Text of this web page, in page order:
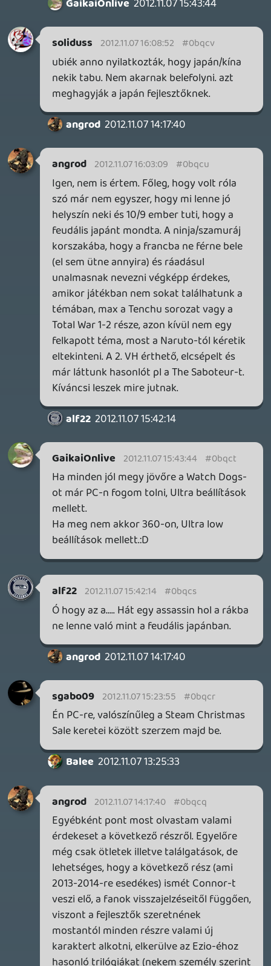
Szóval nekem a jövő évi tuti vételek listára
mellé.
2012.11.07 13:15:39 #0bqcn
Én, mert nem lesz pénzem új konzolt venni
🙂 F*ck me, right?
Lavitz
AC 3-nak gratulálok és örülök hogy
ennyire sikeres játék! 🙂 Most léptem át az
2012.11.07 11:55:53#0bqcl
a kezdeti időkben sok játéknak lesz két
verziója. Majd jöhetnek a frankó kis
összehasonlító videok. Sztem sokan
megfogják venni. Bár most már kicsit
beárnyékolja a GTA 5.
flowerpower
2012.11.07 09:33:33
Kumite 2012.11.07 11:27:39
Köszi
drag 2012.11.07 11:09:58
drag 2012.11.07 11:09:58 #0bqcj
1. Yves Guillemot az E3 után utalt rá, hogy
"más platformokra" is jönni fog a játék.
2. Teljesen nyilvánvaló, hogy 360 / PS3 +
eddig látottak alapján.
2012.11.07 11:03:49
Kumite 2012.11.07 11:03:49
Mi a hír forrása? Mert én ahány oldalt
nézek, ott nincs szó Watch Dogs PC-
PS360-on kívül más platformról szó, csak
Wii U-ról, mint opcióról.
Vendu11 2012.11.07 10:51:38 #0bqch
Igen.
El Ninho 2012.11.07 10:46:42
El Ninho 2012.11.07 10:46:42 #0bqcg
felirattal jött ki?
soliduss
dreampage 2012.11.07 10:10:55 #0bqcf
Nagyon bízom a Far Cry 3-ban, számomra
a videók alapján összeállt egy rendkívül
és határozottan kíváncsi vagyok rá. Jó lesz
ilyen játékokkal zárni az évet. 🙂
2012.11.07 09:45:00 #0bqce
"A Just Dance 4 a várakozásoknak
megfelelően teljesít, a Far Cry 3 pedig a
belsős mock review-k alapján a Ubisoft
történetének egyik legjobb játéka lesz."
Az összes létező videót megnéztem róla
eddig, és ezen játék esetében motyogom
azt folyamatosan ,hogy ez már túl szép
,hogy igaz legyen!
Várom nagyon!